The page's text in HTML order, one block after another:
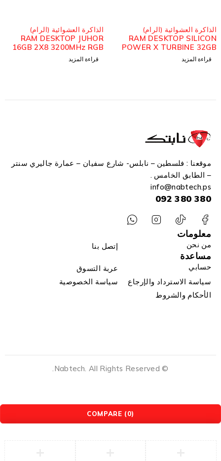
مُباع
الذاكرة العشوائية (الرام)
RAM DESKTOP JUHOR
16GB 2X8 3200MHz RGB
WHITE
قراءة المزيد
مُباع
الذاكرة العشوائية (الرام)
DESKTOP KINGBANK
8*2 3600MHz DDR4
قراءة المزيد
موقعنا : فلسطين – نابلس- شارع سفيان – عمارة جاليري سنتر
– الطابق الخامس .
info@nabtech.ps
380 380 092
معلومات
من نحن إتصل بنا
مساعدة
حسابي
عربة التسوق
سياسة الاسترداد والإرجاع
سياسة الخصوصية
الأحكام والشروط
© Nabtech. All Rights Reserved.
COMPARE (0)